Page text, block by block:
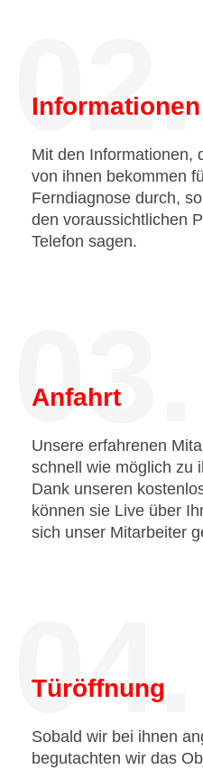
02.
Informationen
Mit den Informationen,
von ihnen bekommen
Ferndiagnose durch,
den voraussichtlichen
Telefon sagen.
03.
Anfahrt
Unsere erfahrenen
schnell wie möglich zu
Dank unseren
können sie Live über
sich unser Mitarbeiter
04.
Türöffnung
Sobald wir bei ihnen
begutachten wir das